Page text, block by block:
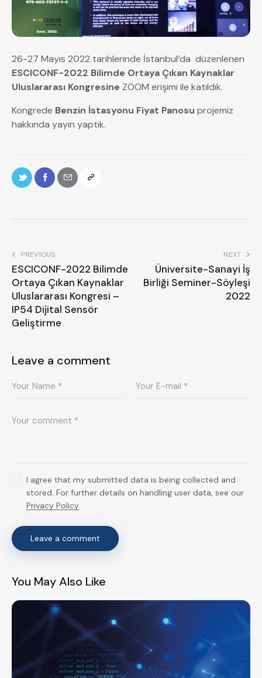
26-27 Mayıs 2022 tarihlerinde İstanbul’da düzenlenen
ESCICONF-2022 Bilimde Ortaya Çıkan Kaynaklar
Uluslararası Kongresine ZOOM erişimi ile katıldık.
Kongrede Benzin İstasyonu Fiyat Panosu projemiz
hakkında yayın yaptık.
PREVIOUS
ESCICONF-2022 Bilimde
Ortaya Çıkan Kaynaklar
Uluslararası Kongresi –
IP54 Dijital Sensör
Geliştirme
NEXT
Üniversite-Sanayi İş
Birliği Seminer-Söyleşi
2022
Leave a comment
I agree that my submitted data is being collected and
stored. For further details on handling user data, see our
Privacy Policy.
You May Also Like